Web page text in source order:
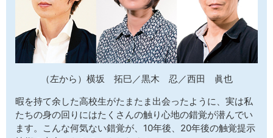
（左から）横坂 拓巳／黒木 忍／西田 眞也
暇を持て余した高校生がたまたま出会ったように、実は私
たちの身の回りにはたくさんの触り心地の錯覚が潜んでい
ます。こんな何気ない錯覚が、10年後、20年後の触覚提示